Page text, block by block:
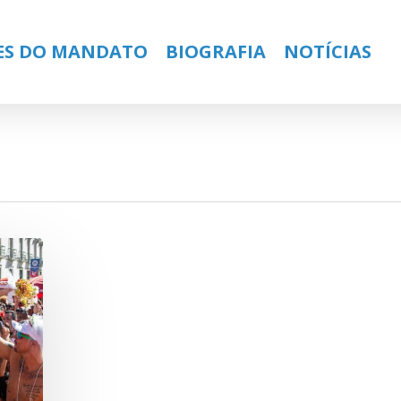
DO MANDATO BIOGRAFIA NOTÍCIAS